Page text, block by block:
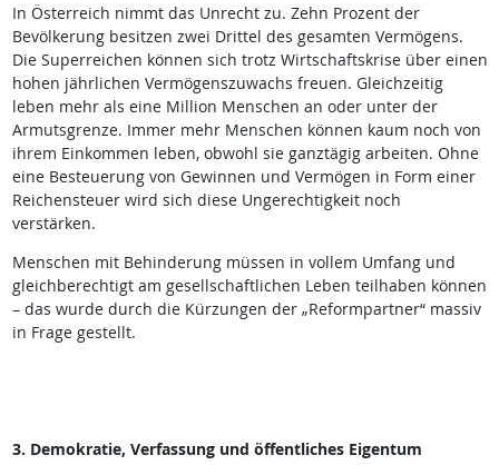
In Österreich nimmt das Unrecht zu. Zehn Prozent der
Bevölkerung besitzen zwei Drittel des gesamten Vermögens.
Die Superreichen können sich trotz Wirtschaftskrise über einen
hohen jährlichen Vermögenszuwachs freuen. Gleichzeitig
leben mehr als eine Million Menschen an oder unter der
Armutsgrenze. Immer mehr Menschen können kaum noch von
ihrem Einkommen leben, obwohl sie ganztägig arbeiten. Ohne
eine Besteuerung von Gewinnen und Vermögen in Form einer
Reichensteuer wird sich diese Ungerechtigkeit noch
verstärken.
Menschen mit Behinderung müssen in vollem Umfang und
gleichberechtigt am gesellschaftlichen Leben teilhaben können
– das wurde durch die Kürzungen der „Reformpartner“ massiv
in Frage gestellt.
3. Demokratie, Verfassung und öffentliches Eigentum